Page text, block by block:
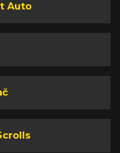
Auto